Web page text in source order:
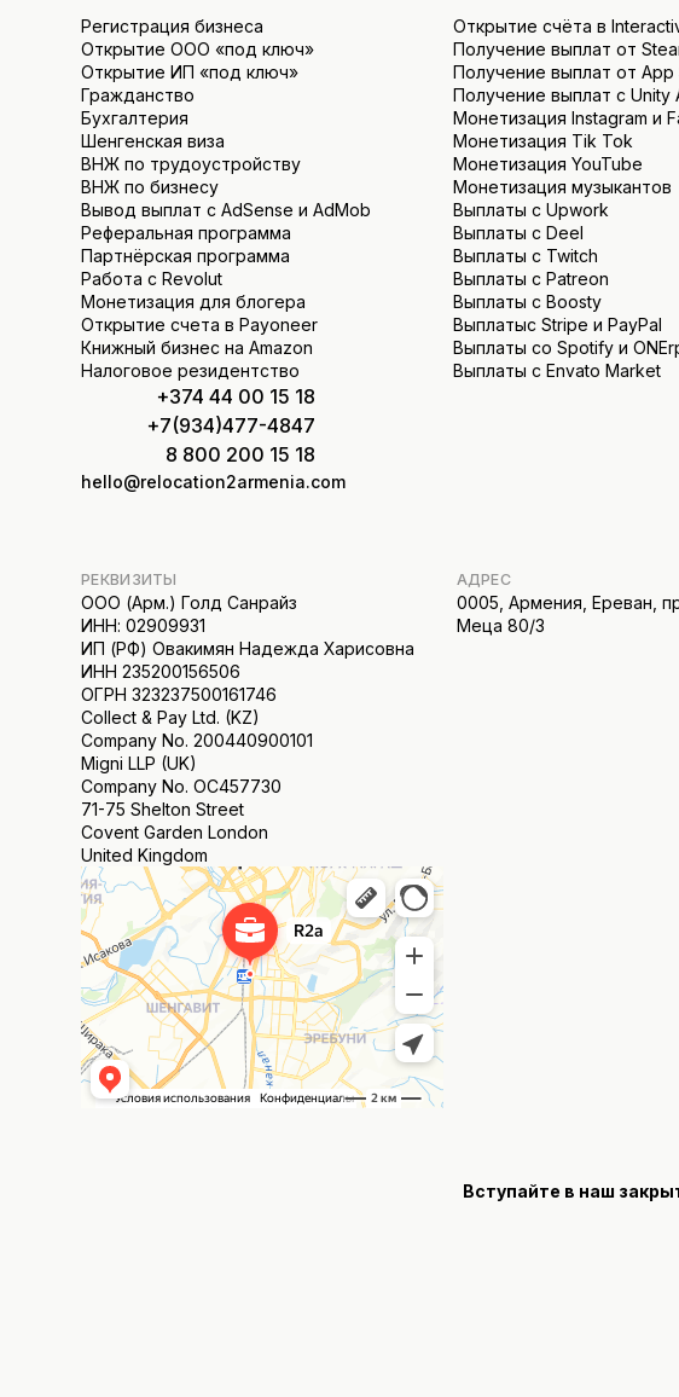
Регистрация бизнеса
Открытие ООО «под ключ»
Открытие ИП «под ключ»
Гражданство
Бухгалтерия
Шенгенская виза
ВНЖ по трудоустройству
ВНЖ по бизнесу
Вывод выплат с AdSense и AdMob
Реферальная программа
Партнёрская программа
Работа с Revolut
Монетизация для блогера
Открытие счета в Payoneer
Книжный бизнес на Amazon
Налоговое резидентство
Открытие счёта в
Получение выплат от
Получение выплат от App
Получение выплат с Unity
Монетизация Instagram и
Монетизация Tik Tok
Монетизация YouTube
Монетизация музыкантов
Выплаты с Upwork
Выплаты с Deel
Выплаты с Twitch
Выплаты с Patreon
Выплаты с Boosty
Выплатыс Stripe и PayPal
Выплаты со Spotify и
Выплаты с Envato Market
+374 44 00 15 18
+7(934)477-4847
8 800 200 15 18
hello@relocation2armenia.com
РЕКВИЗИТЫ
ООО (Арм.) Голд Санрайз
ИНН: 02909931
ИП (РФ) Овакимян Надежда Харисовна
ИНН 235200156506
ОГРН 323237500161746
Collect & Pay Ltd. (KZ)
Company No. 200440900101
Migni LLP (UK)
Company No. OC457730
71-75 Shelton Street
Covent Garden London
United Kingdom
АДРЕС
0005, Армения, Ереван,
Меца 80/3
Вступайте в наш